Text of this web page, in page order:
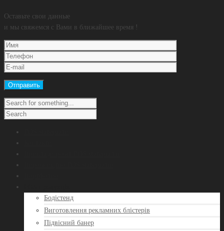
Оставьте свои данные
и мы свяжемся с Вами в ближайшее время !
Бодістенд
Виготовлення рекламних блістерів
Підвісний банер